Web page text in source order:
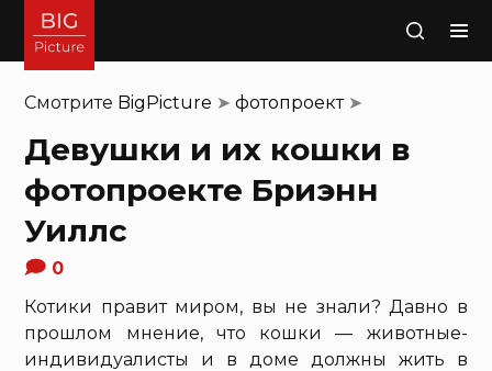
Поиск
Смотрите BigPicture ➤фотопроект➤
Девушки и их кошки в
фотопроекте Бриэнн
Уиллс
0
Котики правит миром, вы не знали? Давно в
прошлом мнение, что кошки — животные-
индивидуалисты и в доме должны жить в